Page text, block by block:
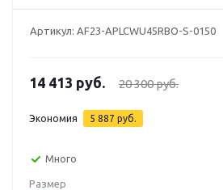
Артикул: AF23-APLCWU45RBO-S-0150
14 413 руб. 20 300руб.
Экономия 5 887 руб.
Много
Размер